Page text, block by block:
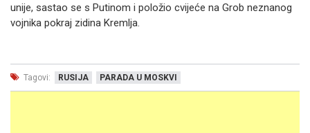
unije, sastao se s Putinom i položio cvijeće na Grob neznanog
vojnika pokraj zidina Kremlja.
Tagovi: RUSIJA PARADA U MOSKVI